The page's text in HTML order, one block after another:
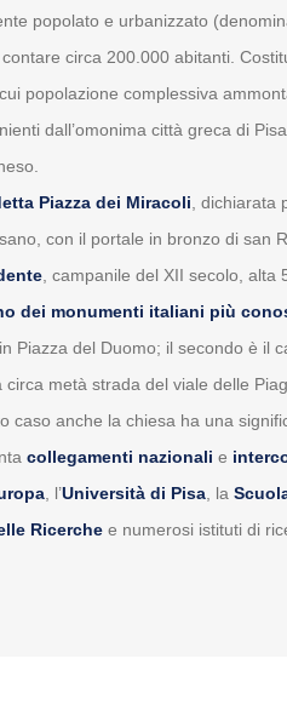
popolato e urbanizzato
circa 200.000 abitanti.
popolazione complessiva
dall’omonima città greca di
Piazza dei Miracoli , dichiarata
con il portale in bronzo di san
, campanile del XII secolo, alta
dei monumenti italiani più
Piazza del Duomo; il secondo è il
metà strada del viale delle
anche la chiesa ha una
collegamenti nazionali e
, l’Università di Pisa , la
Ricerche e numerosi istituti di